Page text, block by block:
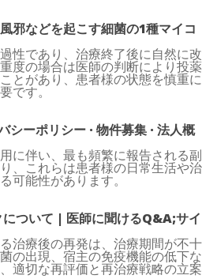
邪などを起こす細菌の1種マイコ
性であり、治療終了後に自然に改
度の場合は医師の判断により投薬
とがあり、患者様の状態を慎重に
です。
シーポリシー · 物件募集 · 法人概
に伴い、最も頻繁に報告される副
、これらは患者様の日常生活や治
可能性があります。
ついて | 医師に聞けるQ&A;サイ
治療後の再発は、治療期間が不十
の出現、宿主の免疫機能の低下な
適切な再評価と再治療戦略の立案